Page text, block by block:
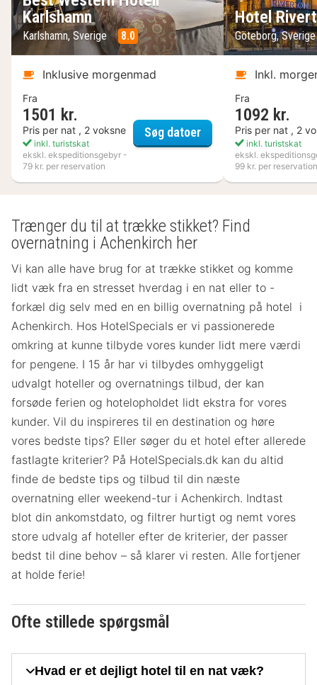
Karlshamn
Karlshamn, Sverige 8.0
Inklusive morgenmad
Fra
1501 kr.
Pris per nat , 2 voksne
inkl. turistskat
ekskl. ekspeditionsgebyr -
79 kr. per reservation
Søg datoerBest Western Hotell
Hotel
Göteborg,
Inkl.
Fra
1092 kr.
Pris per nat , 2
inkl. turistskat
ekskl.
99 kr. per reservation
Trænger du til at trække stikket? Find
overnatning i Achenkirch her
Vi kan alle have brug for at trække stikket og komme
lidt væk fra en stresset hverdag i en nat eller to -
forkæl dig selv med en en billig overnatning på hotel i
Achenkirch. Hos HotelSpecials er vi passionerede
omkring at kunne tilbyde vores kunder lidt mere værdi
for pengene. I 15 år har vi tilbydes omhyggeligt
udvalgt hoteller og overnatnings tilbud, der kan
forsøde ferien og hotelopholdet lidt ekstra for vores
kunder. Vil du inspireres til en destination og høre
vores bedste tips? Eller søger du et hotel efter allerede
fastlagte kriterier? På HotelSpecials.dk kan du altid
finde de bedste tips og tilbud til din næste
overnatning eller weekend-tur i Achenkirch. Indtast
blot din ankomstdato, og filtrer hurtigt og nemt vores
store udvalg af hoteller efter de kriterier, der passer
bedst til dine behov – så klarer vi resten. Alle fortjener
at holde ferie!
Ofte stillede spørgsmål
Hvad er et dejligt hotel til en nat væk?